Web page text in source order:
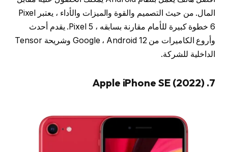
المال. من حيث التصميم والقوة والميزات والأداء ، يعتبر Pixel
6 خطوة كبيرة للأمام مقارنة بسابقه ، Pixel 5. يقدم أحدث
وأروع الكاميرات من Google ، Android 12 وشريحة Tensor
الداخلية للشركة.
7. Apple iPhone SE (2022)